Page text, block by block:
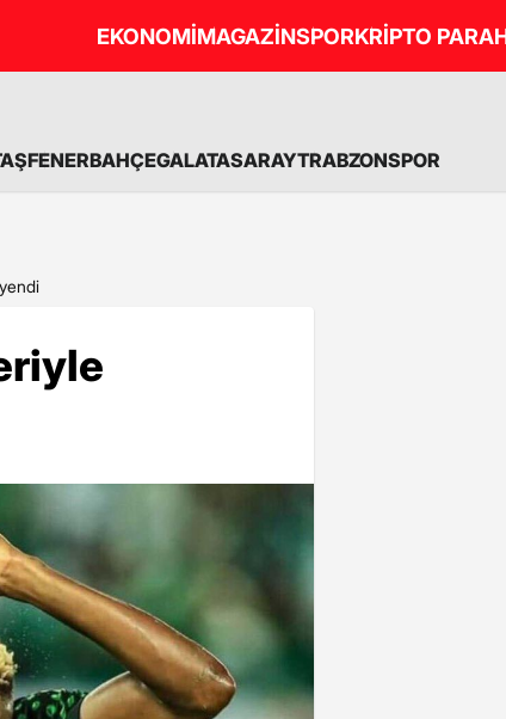
EKONOMİMAGAZİNSPORKRİPTO PARA
FENERBAHÇEGALATASARAYTRABZONSPOR